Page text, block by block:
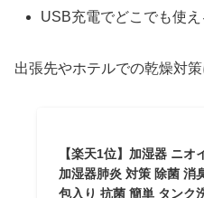
USB充電でどこでも使え
出張先やホテルでの乾燥対
【楽天1位】加湿器 ニ
加湿器肺炎 対策 除菌 消
包入り 抗菌 簡単 タンク